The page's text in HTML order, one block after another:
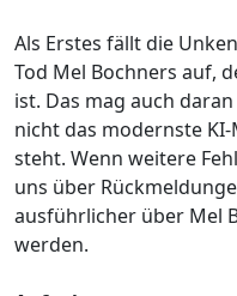
Als Erstes fällt die
Tod Mel Bochners auf,
ist. Das mag auch
nicht das modernste
steht. Wenn weitere
uns über
ausführlicher über Mel
werden.